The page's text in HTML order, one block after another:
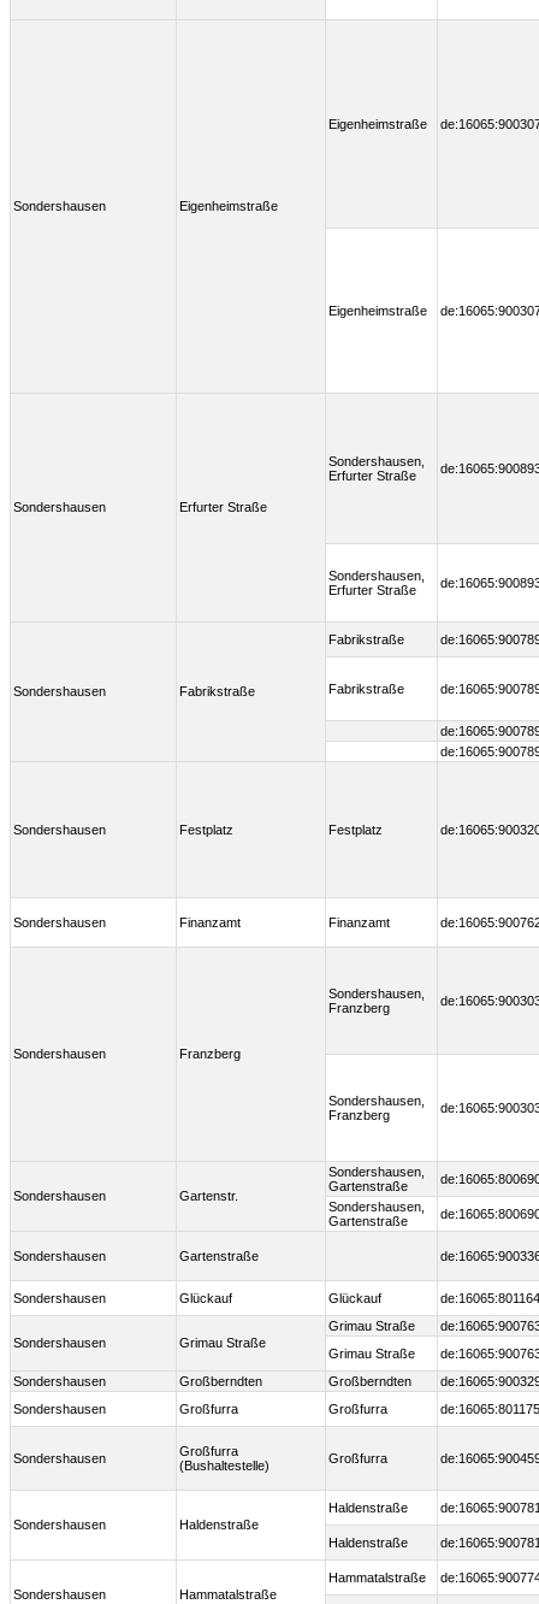
Sondershausen Eigenheimstraße
Eigenheimstraße
Eigenheimstraße
Sondershausen Erfurter Straße
Sondershausen,
Erfurter Straße
Sondershausen,
Erfurter Straße
Sondershausen Fabrikstraße
Fabrikstraße
Fabrikstraße
Sondershausen Festplatz Festplatz
Sondershausen Finanzamt Finanzamt
Sondershausen Franzberg
Sondershausen,
Franzberg
Sondershausen,
Franzberg
Sondershausen Gartenstr.
Sondershausen,
Gartenstraße
Sondershausen,
Gartenstraße
Sondershausen Gartenstraße
Sondershausen Glückauf Glückauf
Sondershausen Grimau Straße
Grimau Straße
Grimau Straße
Sondershausen
Großberndten Großberndten
Sondershausen
Großfurra Großfurra
Sondershausen
Großfurra
(Bushaltestelle)
Großfurra
Sondershausen Haldenstraße
Haldenstraße
Haldenstraße
Sondershausen Hammatalstraße
Hammatalstraße